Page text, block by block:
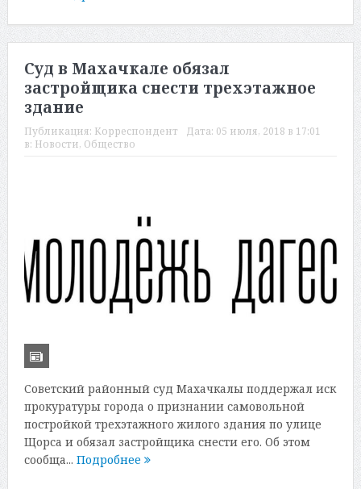
Суд в Махачкале обязал
застройщика снести трехэтажное
здание
Публикация: Корреспондент Дата: 05 июля, 2018 в 17:01
в: Новости, Общество
Советский районный суд Махачкалы поддержал иск
прокуратуры города о признании самовольной
постройкой трехэтажного жилого здания по улице
Щорса и обязал застройщика снести его. Об этом
сообща... Подробнее